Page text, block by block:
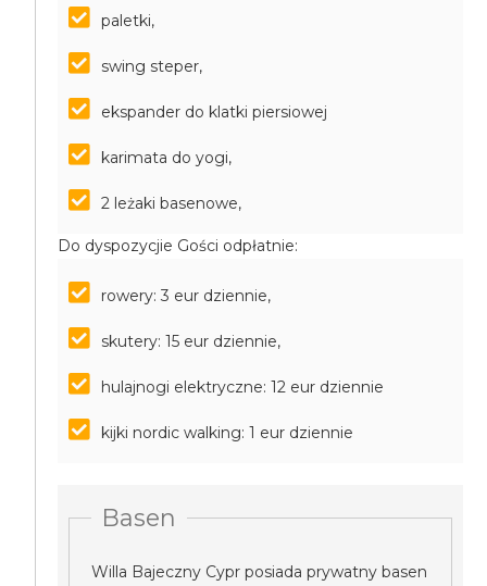
paletki,
swing steper,
ekspander do klatki piersiowej
karimata do yogi,
2 leżaki basenowe,
Do dyspozycjie Gości odpłatnie:
rowery: 3 eur dziennie,
skutery: 15 eur dziennie,
hulajnogi elektryczne: 12 eur dziennie
kijki nordic walking: 1 eur dziennie
Basen
Willa Bajeczny Cypr posiada prywatny basen